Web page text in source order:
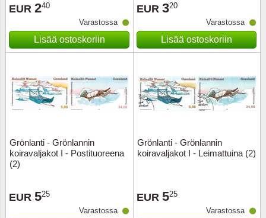
EUR 240
Varastossa
Lisää ostoskoriin
EUR 320
Varastossa
Lisää ostoskoriin
Grönlanti - Grönlannin
koiravaljakot I - Postituoreena
(2)
EUR 525
Varastossa
Grönlanti - Grönlannin
koiravaljakot I - Leimattuina (2)
EUR 525
Varastossa